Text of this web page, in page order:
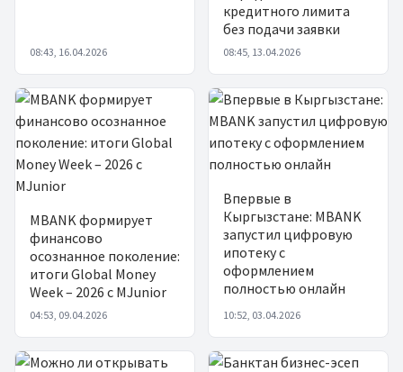
08:43, 16.04.2026
кредитного лимита
без подачи заявки
08:45, 13.04.2026
MBANK формирует
финансово
осознанное поколение:
итоги Global Money
Week – 2026 c MJunior
04:53, 09.04.2026
Впервые в
Кыргызстане: MBANK
запустил цифровую
ипотеку с
оформлением
полностью онлайн
10:52, 03.04.2026